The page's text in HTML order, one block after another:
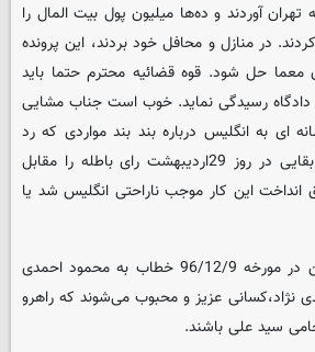
آوردند و ده‌ها میلیون پول بیت المال را
در منازل و محافل خود بردند، این پرونده
معما حل شود. قوه قضائیه محترم حتما باید
دادگاه رسیدگی نماید. خوب است جناب مشایی
ای به انگلیس درباره بند بند مواردی که رد
مال است توضیح دهید. بقایی در روز 29اردیبهشت رای باطله را مقابل
این کار موجب ناراحتی انگلیس شد یا
حمیدرضا موسوی همچنین در مورخه 96/12/9 خطاب به محمود احمدی
نژاد،کسانی عزیز و محبوب می‌شوند که راهرو
سید علی باشند.